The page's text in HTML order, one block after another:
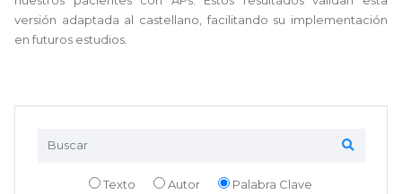
Texto Autor Palabra Clave
versión adaptada al castellano, facilitando su implementación
en futuros estudios.